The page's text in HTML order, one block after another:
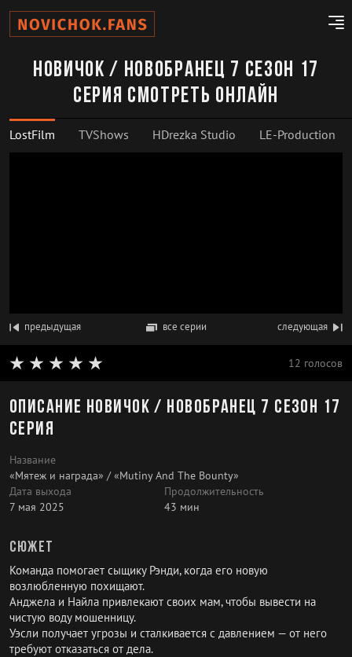
Новичок / Новобранец 7 сезон 17
серия смотреть онлайн
LostFilm TVShows HDrezka Studio LE-Production
предыдущая все серии следующая
12 голосов
Описание Новичок / Новобранец 7 сезон 17
серия
Название
«Мятеж и награда» / «Mutiny And The Bounty»
Дата выхода
7 мая 2025
Продолжительность
43 мин
Сюжет
Команда помогает сыщику Рэнди, когда его новую
возлюбленную похищают.
Анджела и Найла привлекают своих мам, чтобы вывести на
чистую воду мошенницу.
Уэсли получает угрозы и сталкивается с давлением — от него
требуют отказаться от дела.